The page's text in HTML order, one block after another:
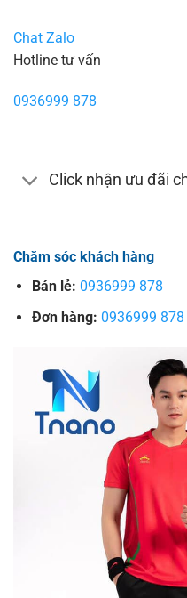
Chat Zalo
Hotline tư vấn
0936999 878
Click nhận ưu đãi
Chăm sóc khách hàng
Bán lẻ: 0936999 878
Đơn hàng: 0936999 878